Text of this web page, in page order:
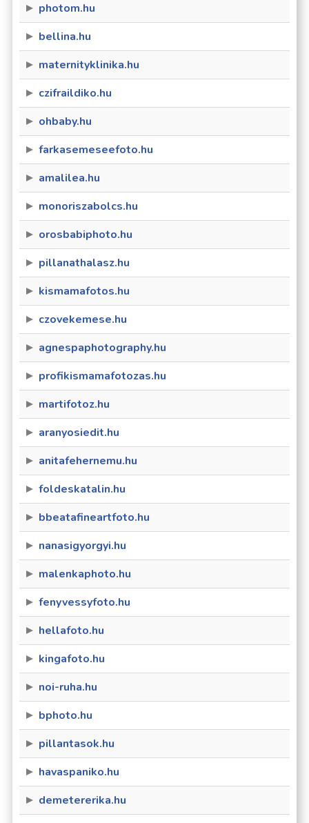
photom.hu
bellina.hu
maternityklinika.hu
czifraildiko.hu
ohbaby.hu
farkasemeseefoto.hu
amalilea.hu
monoriszabolcs.hu
orosbabiphoto.hu
pillanathalasz.hu
kismamafotos.hu
czovekemese.hu
agnespaphotography.hu
profikismamafotozas.hu
martifotoz.hu
aranyosiedit.hu
anitafehernemu.hu
foldeskatalin.hu
bbeatafineartfoto.hu
nanasigyorgyi.hu
malenkaphoto.hu
fenyvessyfoto.hu
hellafoto.hu
kingafoto.hu
noi-ruha.hu
bphoto.hu
pillantasok.hu
havaspaniko.hu
demetererika.hu